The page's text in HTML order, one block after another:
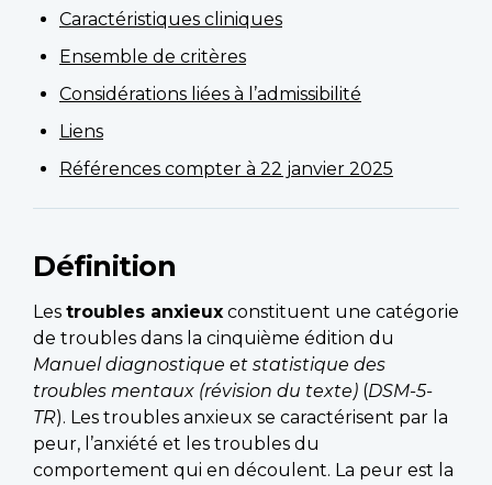
Caractéristiques cliniques
Ensemble de critères
Considérations liées à l’admissibilité
Liens
Références compter à 22 janvier 2025
Définition
Les troubles anxieux constituent une catégorie
de troubles dans la cinquième édition du
Manuel diagnostique et statistique des
troubles mentaux (révision du texte) (DSM-5-
TR). Les troubles anxieux se caractérisent par la
peur, l’anxiété et les troubles du
comportement qui en découlent. La peur est la